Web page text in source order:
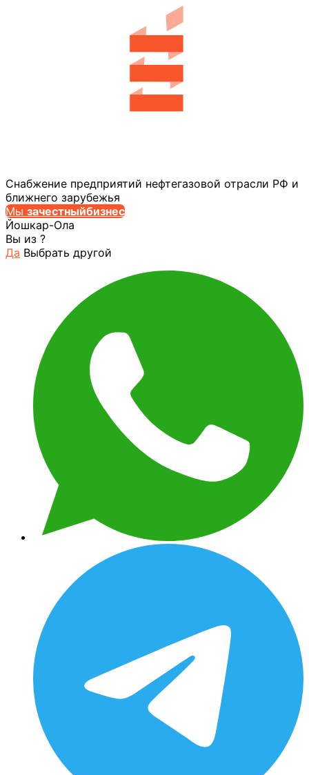
Снабжение предприятий нефтегазовой отрасли РФ и
ближнего зарубежья
Мы зачестныйбизнес
Йошкар-Ола
Вы из ?
Да Выбрать другой